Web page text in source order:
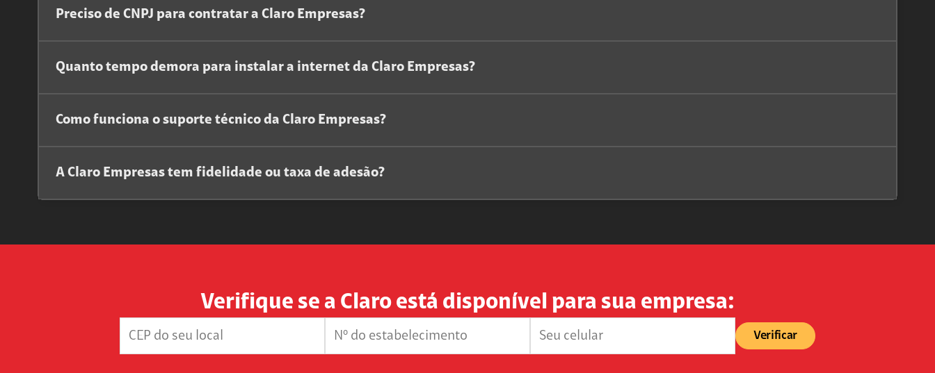
Preciso de CNPJ para contratar a Claro Empresas?
Quanto tempo demora para instalar a internet da Claro Empresas?
Como funciona o suporte técnico da Claro Empresas?
A Claro Empresas tem fidelidade ou taxa de adesão?
Verifique se a Claro está disponível para sua empresa:
Verificar